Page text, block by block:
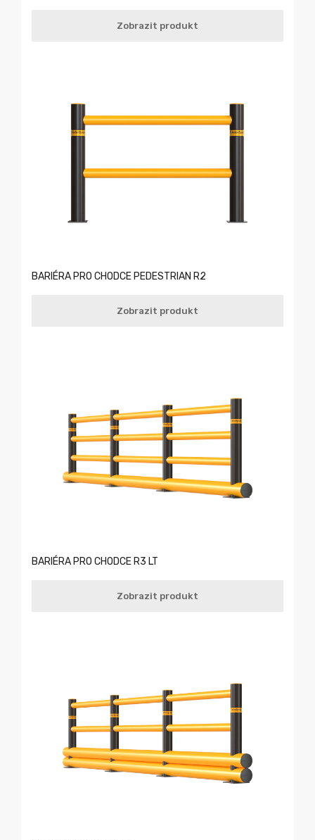
Zobrazit produkt
BARIÉRA PRO CHODCE PEDESTRIAN R2
Zobrazit produkt
BARIÉRA PRO CHODCE R3 LT
Zobrazit produkt